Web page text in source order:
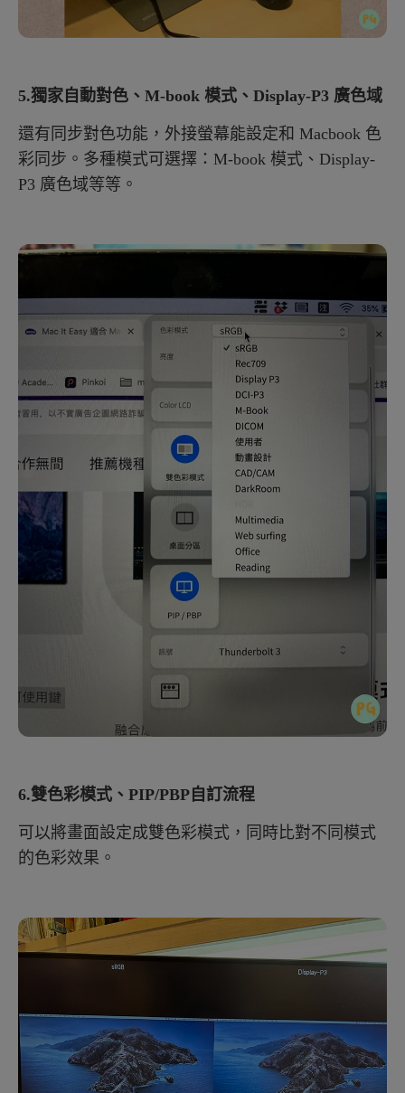
5.獨家自動對色、M-book 模式、Display-P3 廣色域
還有同步對色功能，外接螢幕能設定和 Macbook 色
彩同步。多種模式可選擇：M-book 模式、Display-
P3 廣色域等等。
6.雙色彩模式、PIP/PBP自訂流程
可以將畫面設定成雙色彩模式，同時比對不同模式
的色彩效果。